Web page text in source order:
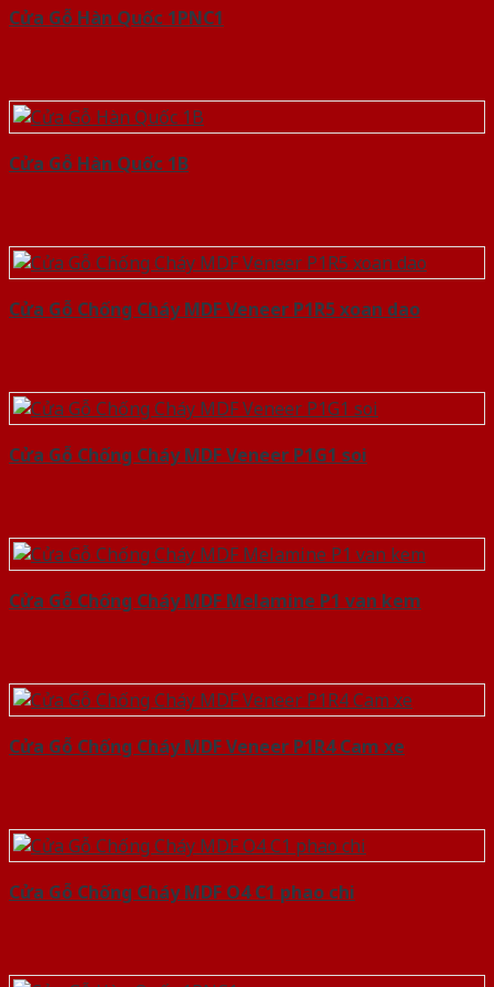
Cửa Gỗ Hàn Quốc 1PNC1
Cửa Gỗ Hàn Quốc 1B
Cửa Gỗ Chống Cháy MDF Veneer P1R5 xoan dao
Cửa Gỗ Chống Cháy MDF Veneer P1G1 soi
Cửa Gỗ Chống Cháy MDF Melamine P1 van kem
Cửa Gỗ Chống Cháy MDF Veneer P1R4 Cam xe
Cửa Gỗ Chống Cháy MDF O4 C1 phao chi